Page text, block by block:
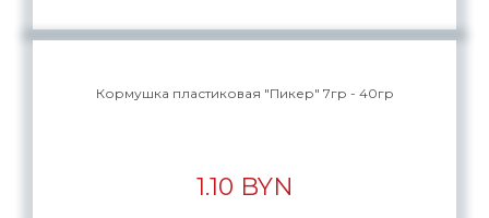
Кормушка пластиковая "Пикер" 7гр - 40гр
1.10 BYN